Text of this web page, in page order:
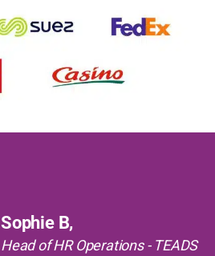
Sophie B,
Head of HR Operations - TEADS